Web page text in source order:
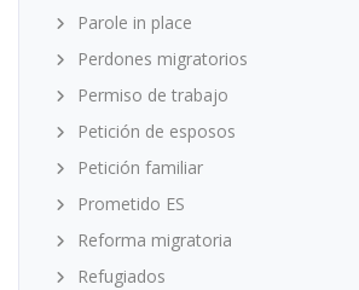
Parole in place
Perdones migratorios
Permiso de trabajo
Petición de esposos
Petición familiar
Prometido ES
Reforma migratoria
Refugiados